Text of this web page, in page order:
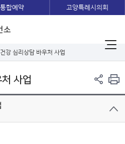
통합예약 고양특례시의회
소
강 심리상담 바우처 사업
사업